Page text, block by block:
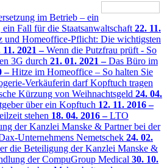
im Betrieb – ein
Fall für die Staatsanwaltschaft 22. 11.
und Homeoffice-Pflicht: Die wichtigsten
11. 2021 –Wenn die Putzfrau prüft - So
3G durch 21. 01. 2021 –Das Büro im
–Hitze im Homeoffice – So halten Sie
Verkäuferin darf Kopftuch tragen
Kürzung von Weihnachtsgeld 24. 04.
über ein Kopftuch 12. 11. 2016 –
stehen 18. 04. 2016 –LTO
der Kanzlei Manske & Partner bei der
Unternehmens Nemetschek 24. 02.
die Beteiligung der Kanzlei Manske &
der CompuGroup Medical 30. 10.